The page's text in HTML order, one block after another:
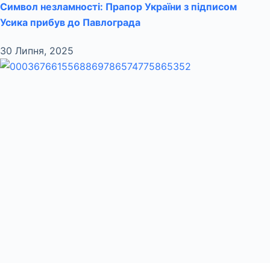
Символ незламності: Прапор України з підписом
Усика прибув до Павлограда
30 Липня, 2025